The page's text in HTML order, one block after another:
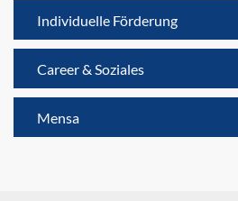
Individuelle Förderung
Career & Soziales
Mensa